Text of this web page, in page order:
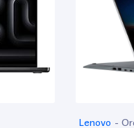
Lenovo -